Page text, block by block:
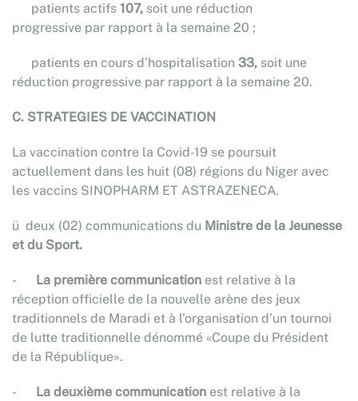
­ patients actifs 107, soit une réduction
progressive par rapport à la semaine 20 ;
­ patients en cours d’hospitalisation 33, soit une
réduction progressive par rapport à la semaine 20.
C. STRATEGIES DE VACCINATION
La vaccination contre la Covid-19 se poursuit
actuellement dans les huit (08) régions du Niger avec
les vaccins SINOPHARM ET ASTRAZENECA.
ü deux (02) communications du Ministre de la Jeunesse
et du Sport.
- La première communication est relative à la
réception officielle de la nouvelle arène des jeux
traditionnels de Maradi et à l’organisation d’un tournoi
de lutte traditionnelle dénommé «Coupe du Président
de la République».
- La deuxième communication est relative à la